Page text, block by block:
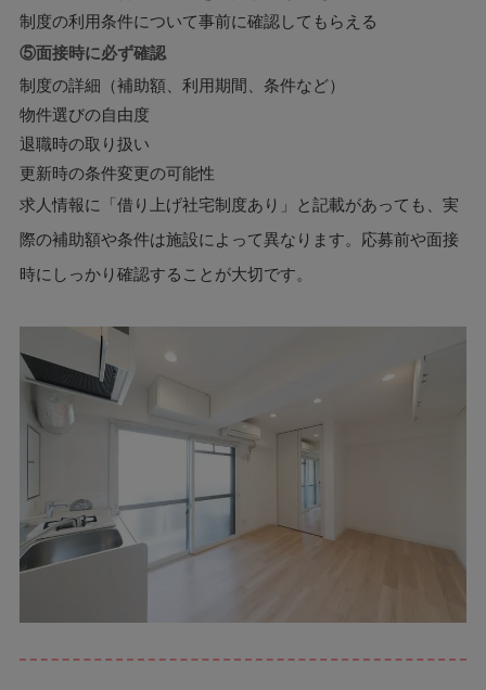
制度の利用条件について事前に確認してもらえる
⑤面接時に必ず確認
制度の詳細（補助額、利用期間、条件など）
物件選びの自由度
退職時の取り扱い
更新時の条件変更の可能性
求人情報に「借り上げ社宅制度あり」と記載があっても、実
際の補助額や条件は施設によって異なります。応募前や面接
時にしっかり確認することが大切です。